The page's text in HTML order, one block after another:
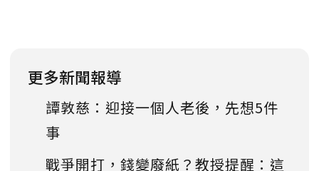
更多新聞報導
譚敦慈：迎接一個人老後，先想5件
事
戰爭開打，錢變廢紙？教授提醒：這